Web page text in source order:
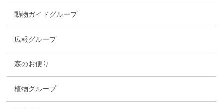
動物ガイドグループ
広報グループ
森のお便り
植物グループ